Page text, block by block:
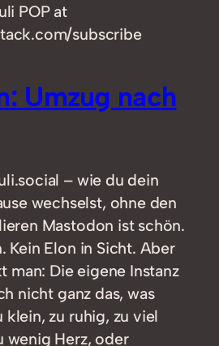
POP at
subscribe
Umzug nach
– wie du dein
wechselst, ohne den
Mastodon ist schön.
Kein Elon in Sicht. Aber
man: Die eigene Instanz
nicht ganz das, was
klein, zu ruhig, zu viel
wenig Herz, oder